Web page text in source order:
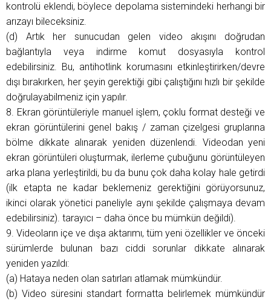
kontrolü eklendi, böylece depolama sistemindeki herhangi bir
arızayı bileceksiniz.
(d) Artık her sunucudan gelen video akışını doğrudan
bağlantıyla veya indirme komut dosyasıyla kontrol
edebilirsiniz. Bu, antihotlink korumasını etkinleştirirken/devre
dışı bırakırken, her şeyin gerektiği gibi çalıştığını hızlı bir şekilde
doğrulayabilmeniz için yapılır.
8. Ekran görüntüleriyle manuel işlem, çoklu format desteği ve
ekran görüntülerini genel bakış / zaman çizelgesi gruplarına
bölme dikkate alınarak yeniden düzenlendi. Videodan yeni
ekran görüntüleri oluşturmak, ilerleme çubuğunu görüntüleyen
arka plana yerleştirildi, bu da bunu çok daha kolay hale getirdi
(ilk etapta ne kadar beklemeniz gerektiğini görüyorsunuz,
ikinci olarak yönetici paneliyle aynı şekilde çalışmaya devam
edebilirsiniz). tarayıcı – daha önce bu mümkün değildi).
9. Videoların içe ve dışa aktarımı, tüm yeni özellikler ve önceki
sürümlerde bulunan bazı ciddi sorunlar dikkate alınarak
yeniden yazıldı:
(a) Hataya neden olan satırları atlamak mümkündür.
(b) Video süresini standart formatta belirlemek mümkündür